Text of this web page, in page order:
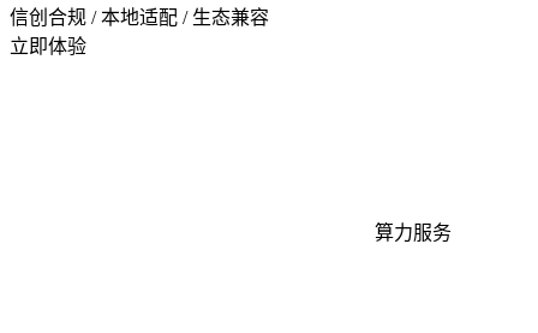
信创合规 / 本地适配 / 生态兼容
立即体验
算力服务